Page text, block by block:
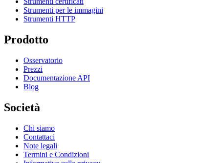
Strumenti per le immagini
Strumenti HTTP
Prodotto
Osservatorio
Prezzi
Documentazione API
Blog
Società
Chi siamo
Contattaci
Note legali
Termini e Condizioni